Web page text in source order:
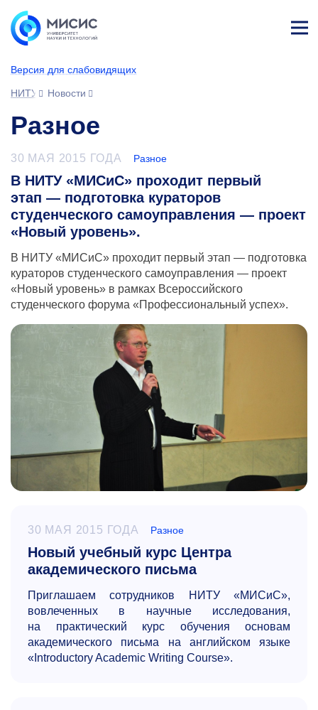
Версия для слабовидящих
НИТУ МИСИС
Новости
Разное
30 МАЯ 2015 ГОДА Разное
В НИТУ «МИСиС» проходит первый
этап — подготовка кураторов
студенческого самоуправления — проект
«Новый уровень».
В НИТУ «МИСиС» проходит первый этап — подготовка
кураторов студенческого самоуправления — проект
«Новый уровень» в рамках Всероссийского
студенческого форума «Профессиональный успех».
30 МАЯ 2015 ГОДА Разное
Новый учебный курс Центра
академического письма
Приглашаем сотрудников НИТУ «МИСиС»,
вовлеченных в научные исследования,
на практический курс обучения основам
академического письма на английском языке
«Introductory Academic Writing Course».